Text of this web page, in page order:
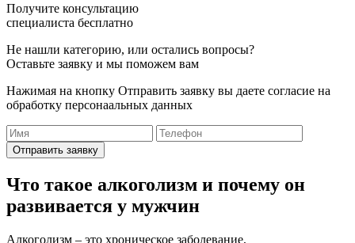
Получите консультацию
специалиста бесплатно
Не нашли категорию, или остались вопросы?
Оставьте заявку и мы поможем вам
Нажимая на кнопку Отправить заявку вы даете согласие на
обработку персонаальных данных
Отправить заявку
Что такое алкоголизм и почему он
развивается у мужчин
Алкоголизм – это хроническое заболевание,